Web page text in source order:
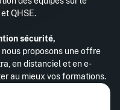
QHSE.
sécurité,
nous proposons une offre
en distanciel et en e-
au mieux vos formations.